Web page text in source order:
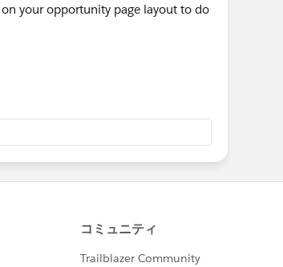
your opportunity page layout to do